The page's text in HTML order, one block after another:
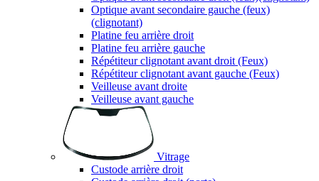
Optique avant secondaire gauche (feux)
(clignotant)
Platine feu arrière droit
Platine feu arrière gauche
Répétiteur clignotant avant droit (Feux)
Répétiteur clignotant avant gauche (Feux)
Veilleuse avant droite
Veilleuse avant gauche
Vitrage
Custode arrière droit